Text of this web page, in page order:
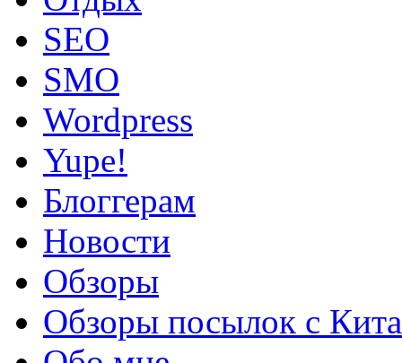
SEO
SMO
Wordpress
Yupe!
Блоггерам
Новости
Обзоры
Обзоры посылок с